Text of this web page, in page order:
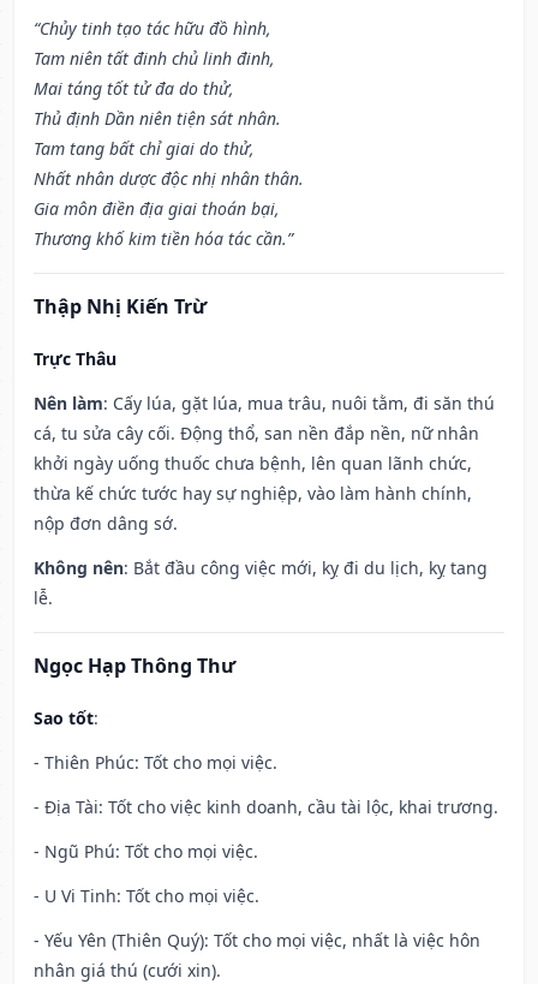
“Chủy tinh tạo tác hữu đồ hình,
Tam niên tất đinh chủ linh đinh,
Mai táng tốt tử đa do thử,
Thủ định Dần niên tiện sát nhân.
Tam tang bất chỉ giai do thử,
Nhất nhân dược độc nhị nhân thân.
Gia môn điền địa giai thoán bại,
Thương khố kim tiền hóa tác cần.”
Thập Nhị Kiến Trừ
Trực Thâu
Nên làm: Cấy lúa, gặt lúa, mua trâu, nuôi tằm, đi săn thú
cá, tu sửa cây cối. Động thổ, san nền đắp nền, nữ nhân
khởi ngày uống thuốc chưa bệnh, lên quan lãnh chức,
thừa kế chức tước hay sự nghiệp, vào làm hành chính,
nộp đơn dâng sớ.
Không nên: Bắt đầu công việc mới, kỵ đi du lịch, kỵ tang
lễ.
Ngọc Hạp Thông Thư
Sao tốt:
- Thiên Phúc: Tốt cho mọi việc.
- Địa Tài: Tốt cho việc kinh doanh, cầu tài lộc, khai trương.
- Ngũ Phú: Tốt cho mọi việc.
- U Vi Tinh: Tốt cho mọi việc.
- Yếu Yên (Thiên Quý): Tốt cho mọi việc, nhất là việc hôn
nhân giá thú (cưới xin).